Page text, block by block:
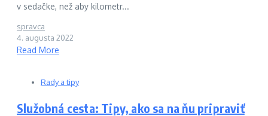
v sedačke, než aby kilometr...
spravca
4. augusta 2022
Read More
Rady a tipy
Služobná cesta: Tipy, ako sa na ňu pripraviť